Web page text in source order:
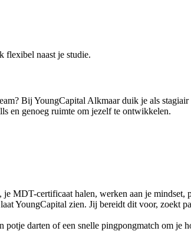
flexibel naast je studie.
Bij YoungCapital Alkmaar duik je als
en genoeg ruimte om jezelf te ontwikkelen.
MDT-certificaat halen, werken aan je mindset,
YoungCapital zien. Jij bereidt dit voor, zoekt
darten of een snelle pingpongmatch om je